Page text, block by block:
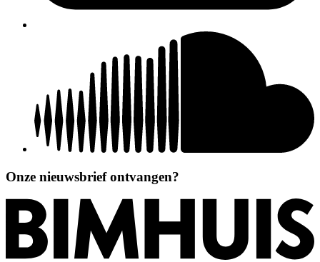
Onze nieuwsbrief ontvangen?